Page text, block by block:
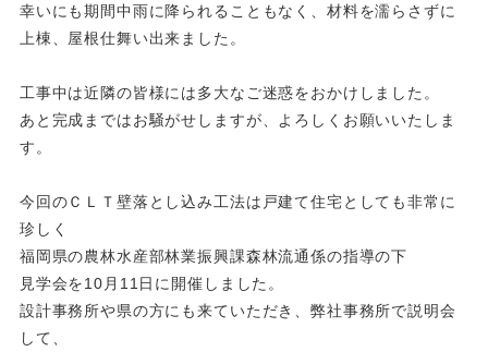
幸いにも期間中雨に降られることもなく、材料を濡らさずに
上棟、屋根仕舞い出来ました。
工事中は近隣の皆様には多大なご迷惑をおかけしました。
あと完成まではお騒がせしますが、よろしくお願いいたしま
す。
今回のＣＬＴ壁落とし込み工法は戸建て住宅としても非常に
珍しく
福岡県の農林水産部林業振興課森林流通係の指導の下
見学会を10月11日に開催しました。
設計事務所や県の方にも来ていただき、弊社事務所で説明会
して、